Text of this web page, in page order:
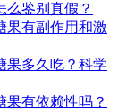
么鉴别真假？
果有副作用和激
果多久吃？科学
果有依赖性吗？